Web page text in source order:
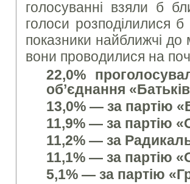
голосуванні взяли б
голоси розподілилися
показники найближчі до
вони проводилися на
22,0%
об’єднання
13,0% — за партію
11,9% — за партію
11,2% — за
11,1% — за партію
5,1% — за партію